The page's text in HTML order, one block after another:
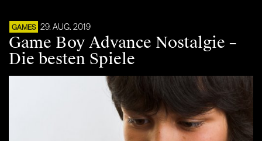
GAMES 29. AUG. 2019
Game Boy Advance Nostalgie –
Die besten Spiele